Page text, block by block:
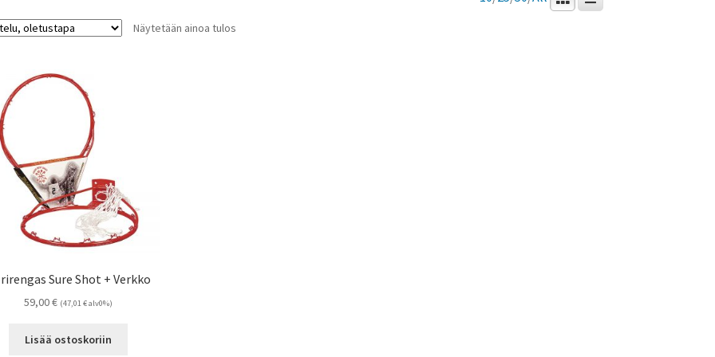
Näytetään ainoa tulos
Sure Shot + Verkko
59,00€ (47,01€alv0%)
Lisää ostoskoriin